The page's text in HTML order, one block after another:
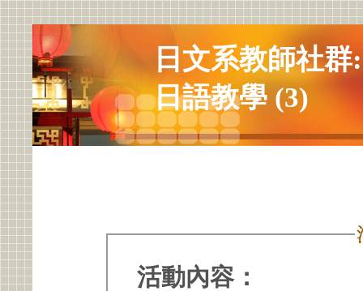
日文系教師社
日語教學 (3)
活動內容：